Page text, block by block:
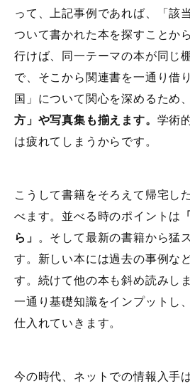
って、上記事例であれば、「該
ついて書かれた本を探すことか
行けば、同一テーマの本が同じ
で、そこから関連書を一通り借
国」について関心を深めるため
方」や写真集も揃えます。 学術
は疲れてしまうからです。
こうして書籍をそろえて帰宅し
べます。並べる時のポイントは
ら」
。そして最新の書籍から猛
す。新しい本には過去の事例な
す。続けて他の本も斜め読みし
一通り基礎知識をインプットし
仕入れていきます。
今の時代、ネットでの情報入手